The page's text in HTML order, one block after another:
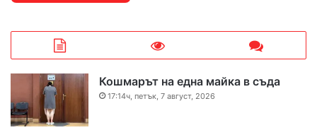
Кошмарът на една майка в съда
17:14ч, петък, 7 август, 2026